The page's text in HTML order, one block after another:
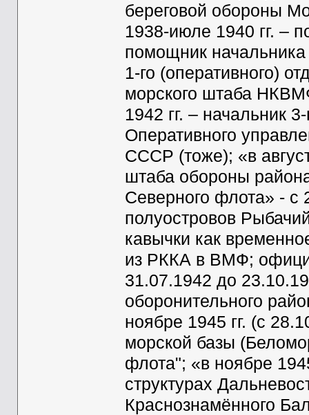
береговой обороны
1938-июле 1940 гг. –
помощник начальника
1-го (оперативного)
морского штаба
1942 гг. – начальник
Оперативного
СССР (тоже); «в
штаба обороны
Северного флота» -
полуостровов
кавычки как
из РККА в ВМФ;
31.07.1942 до
оборонительного
ноябре 1945 гг. (с
морской базы
флота"; «в ноябре
структурах
Краснознамённого